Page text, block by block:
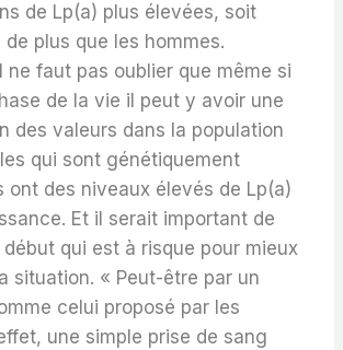
de Lp(a) plus élevées, soit
de plus que les hommes.
ne faut pas oublier que même si
de la vie il peut y avoir une
des valeurs dans la population
qui sont génétiquement
ont des niveaux élevés de Lp(a)
Et il serait important de
qui est à risque pour mieux
situation. « Peut-être par un
celui proposé par les
une simple prise de sang